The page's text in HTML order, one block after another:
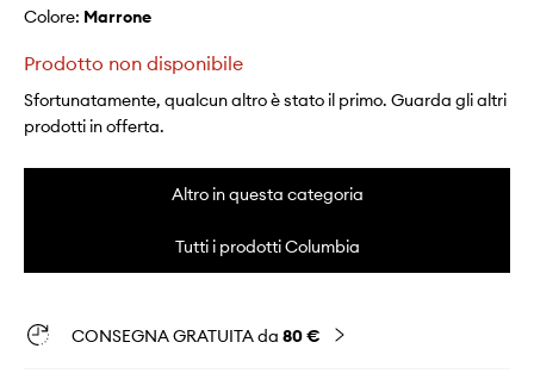
Colore: marrone
Prodotto non disponibile
Sfortunatamente, qualcun altro è stato il primo. Guarda gli altri
prodotti in offerta.
Altro in questa categoria
Tutti i prodotti Columbia
CONSEGNA GRATUITA da 80 €